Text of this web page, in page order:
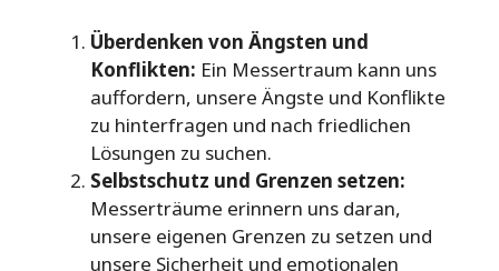
Überdenken von Ängsten und
Konflikten: Ein Messertraum kann uns
auffordern, unsere Ängste und Konflikte
zu hinterfragen und nach friedlichen
Lösungen zu suchen.
Selbstschutz und Grenzen setzen:
Messerträume erinnern uns daran,
unsere eigenen Grenzen zu setzen und
unsere Sicherheit und emotionalen